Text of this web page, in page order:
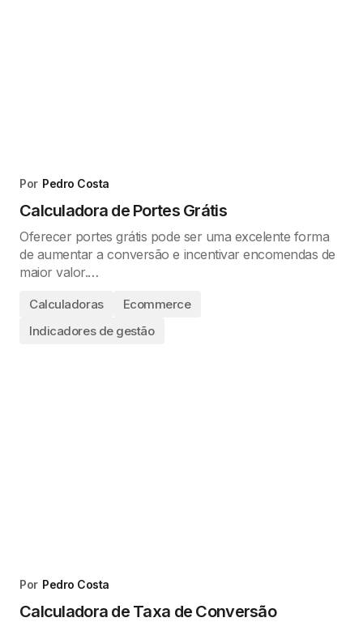
Por Pedro Costa
Calculadora de Portes Grátis
Oferecer portes grátis pode ser uma excelente forma
de aumentar a conversão e incentivar encomendas de
maior valor.…
Calculadoras
Ecommerce
Indicadores de gestão
Por Pedro Costa
Calculadora de Taxa de Conversão